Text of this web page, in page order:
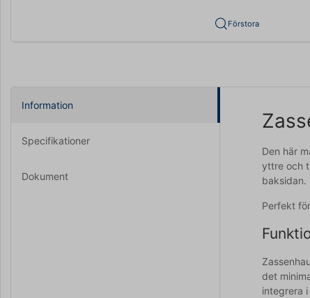
Förstora
Information
Specifikationer
Dokument
Den här
yttre och
baksidan.
Perfekt
det
integrera